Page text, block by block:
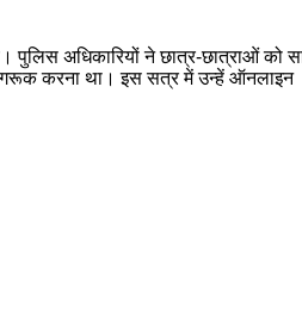
अधिकारियों ने छात्र-छात्राओं को
करना था। इस सत्र में उन्हें ऑनलाइन